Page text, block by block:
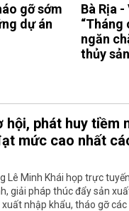
gỡ sớm
dự án
Bà Rịa
“Tháng
ngăn
thủy
phát huy tiềm
mức cao nhất
Lê Minh Khái họp trực
giải pháp thúc đẩy sản
nhập khẩu, tháo gỡ các